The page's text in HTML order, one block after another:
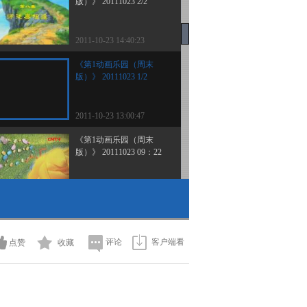
2011-10-23 14:40:23
《第1动画乐园（周末
版）》 20111023 1/2
2011-10-23 13:00:47
《第1动画乐园（周末
版）》 20111023 09：22
2011-10-23 10:39:16
点赞 收藏 评论 客户端看